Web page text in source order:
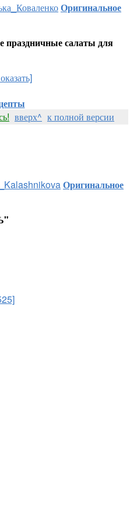
Оригинальное
салаты для
вверх^ к полной версии
Оригинальное